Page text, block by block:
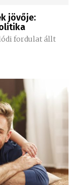
jövője:
fordulat állt